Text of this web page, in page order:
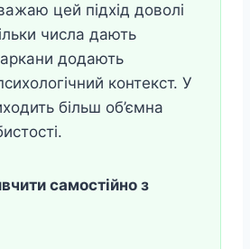
цей підхід доволі
числа дають
додають
контекст. У
більш об’ємна
самостійно з